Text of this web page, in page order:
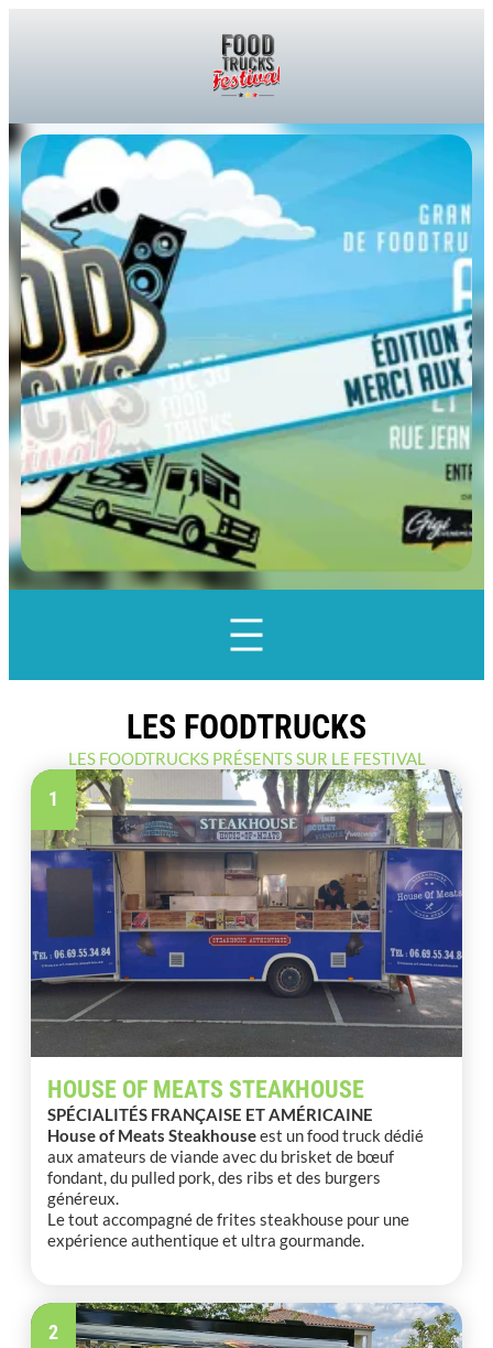
LES FOODTRUCKS
LES FOODTRUCKS PRÉSENTS SUR LE FESTIVAL
1
HOUSE OF MEATS STEAKHOUSE
SPÉCIALITÉS FRANÇAISE ET AMÉRICAINE
House of Meats Steakhouseest un food truck dédié
aux amateurs de viande avec du brisket de bœuf
fondant, du pulled pork, des ribs et des burgers
généreux.
Le tout accompagné de frites steakhouse pour une
expérience authentique et ultra gourmande.
2